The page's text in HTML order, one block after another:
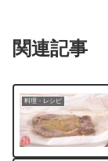
関連記事
料理・レシピ